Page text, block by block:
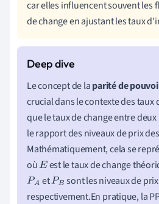
car elles influencent souvent les
de change en ajustant les taux
Le concept de laparité de
crucial dans le contexte des taux
que le taux de change entre
le rapport des niveaux de prix
Mathématiquement, cela se
oùE est le taux de change
PA etPB sont les niveaux de
respectivement.En pratique, la